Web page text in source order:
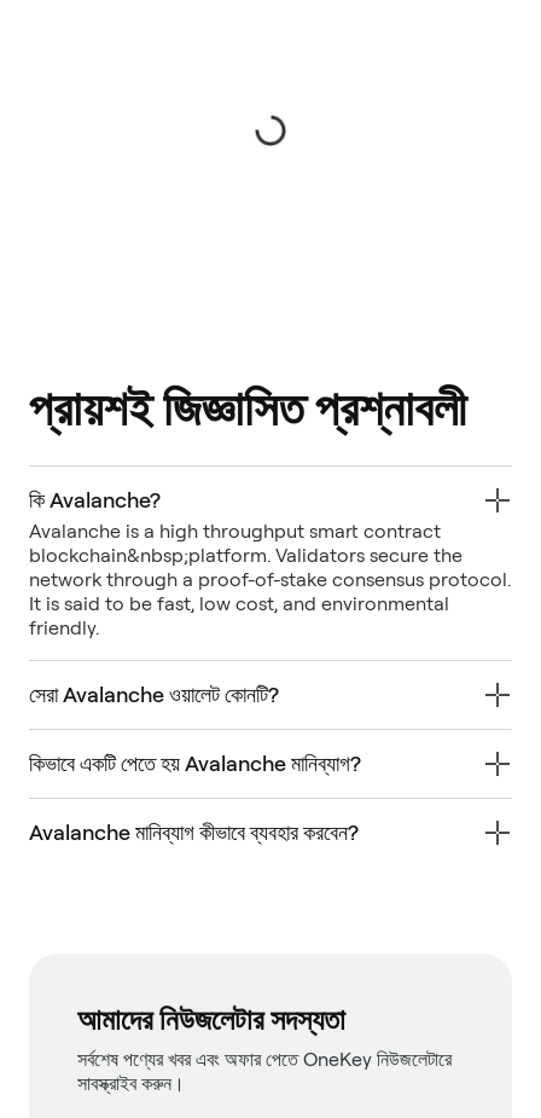
প্রায়শই জিজ্ঞাসিত প্রশ্নাবলী
কি Avalanche?
Avalanche is a high throughput smart contract
blockchain&nbsp;platform. Validators secure the
network through a proof-of-stake consensus protocol.
It is said to be fast, low cost, and environmental
friendly.
সেরা Avalanche ওয়ালেট কোনটি?
কিভাবে একটি পেতে হয় Avalanche মানিব্যাগ?
Avalanche মানিব্যাগ কীভাবে ব্যবহার করবেন?
আমাদের নিউজলেটার সদস্যতা
সর্বশেষ পণ্যের খবর এবং অফার পেতে OneKey নিউজলেটারে
সাবস্ক্রাইব করুন।